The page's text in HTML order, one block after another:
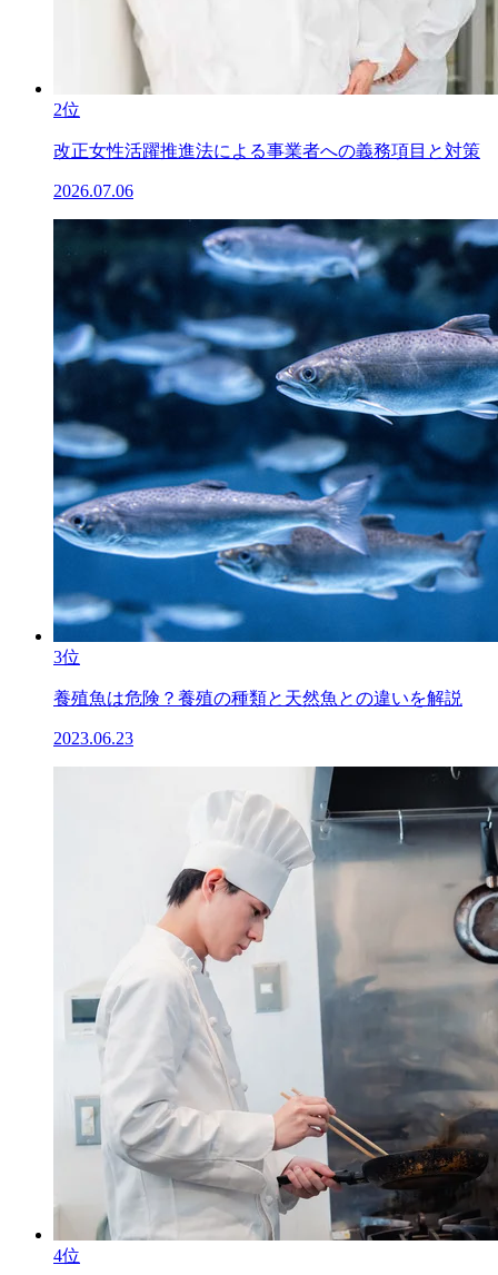
2位
改正女性活躍推進法による事業者への義務項目と対策
2026.07.06
3位
養殖魚は危険？養殖の種類と天然魚との違いを解説
2023.06.23
4位